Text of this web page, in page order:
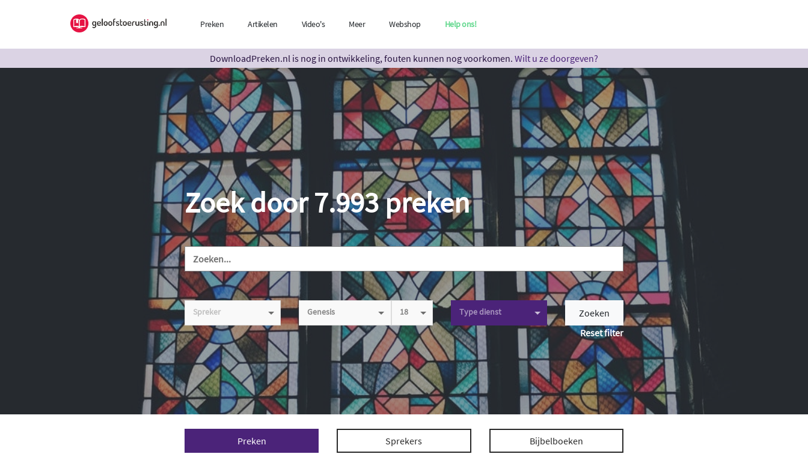
Preken Artikelen Video's Meer Webshop Help ons!
DownloadPreken.nl is nog in ontwikkeling, fouten kunnen nog voorkomen. Wilt u ze doorgeven?
Zoek door 7.993 preken
Spreker Genesis 18 Type dienst
Zoeken
Reset filter
Preken Sprekers Bijbelboeken